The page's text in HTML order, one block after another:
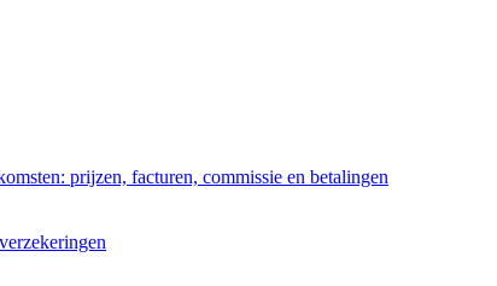
prijzen, facturen, commissie en betalingen